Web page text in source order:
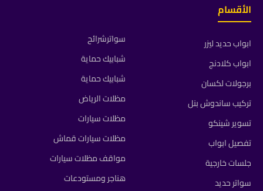
الأقسام
ابواب حديد ليزر
ابواب كلادنج
برجولات لكسان
تركيب ساندوش بنل
تسوير شينكو
تفصيل ابواب
جلسات خارجية
سواتر حديد
سواترشرائح
شبابيك حماية
شبابيك حماية
مظلات الرياض
مظلات سيارات
مظلات سيارات قماش
مواقف مظلات سيارات
هناجر ومستودعات